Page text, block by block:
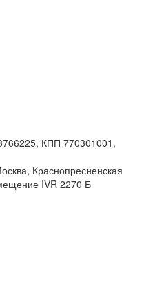
КПП 770301001,
Краснопресненская
IVR 2270 Б